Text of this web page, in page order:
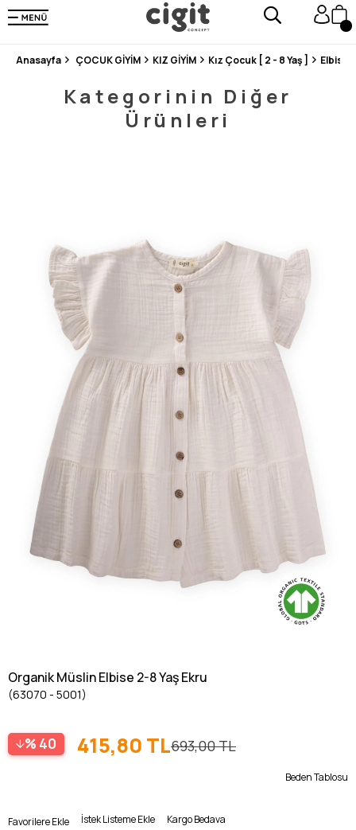
250.000'DEN FAZLA DEĞERLENDİRMEDE 5 ÜZERİNDEN 4.8 PUAN ALDI ⭐⭐⭐⭐⭐
3 MİLYONDAN FAZLA MUTLU MÜŞTERİ ❤️ 10 MİLYON ÜRÜN
Anasayfa ÇOCUK GİYİM KIZ GİYİM Kız Çocuk [ 2 - 8 Yaş ] Elbise
Kategorinin Diğer
Ürünleri
Organik Müslin Elbise 2-8 Yaş Ekru
(63070 - 5001)
40 693,00 TL
415,80 TL
Beden Tablosu
Favorilere Ekle İstek Listeme Ekle Kargo Bedava